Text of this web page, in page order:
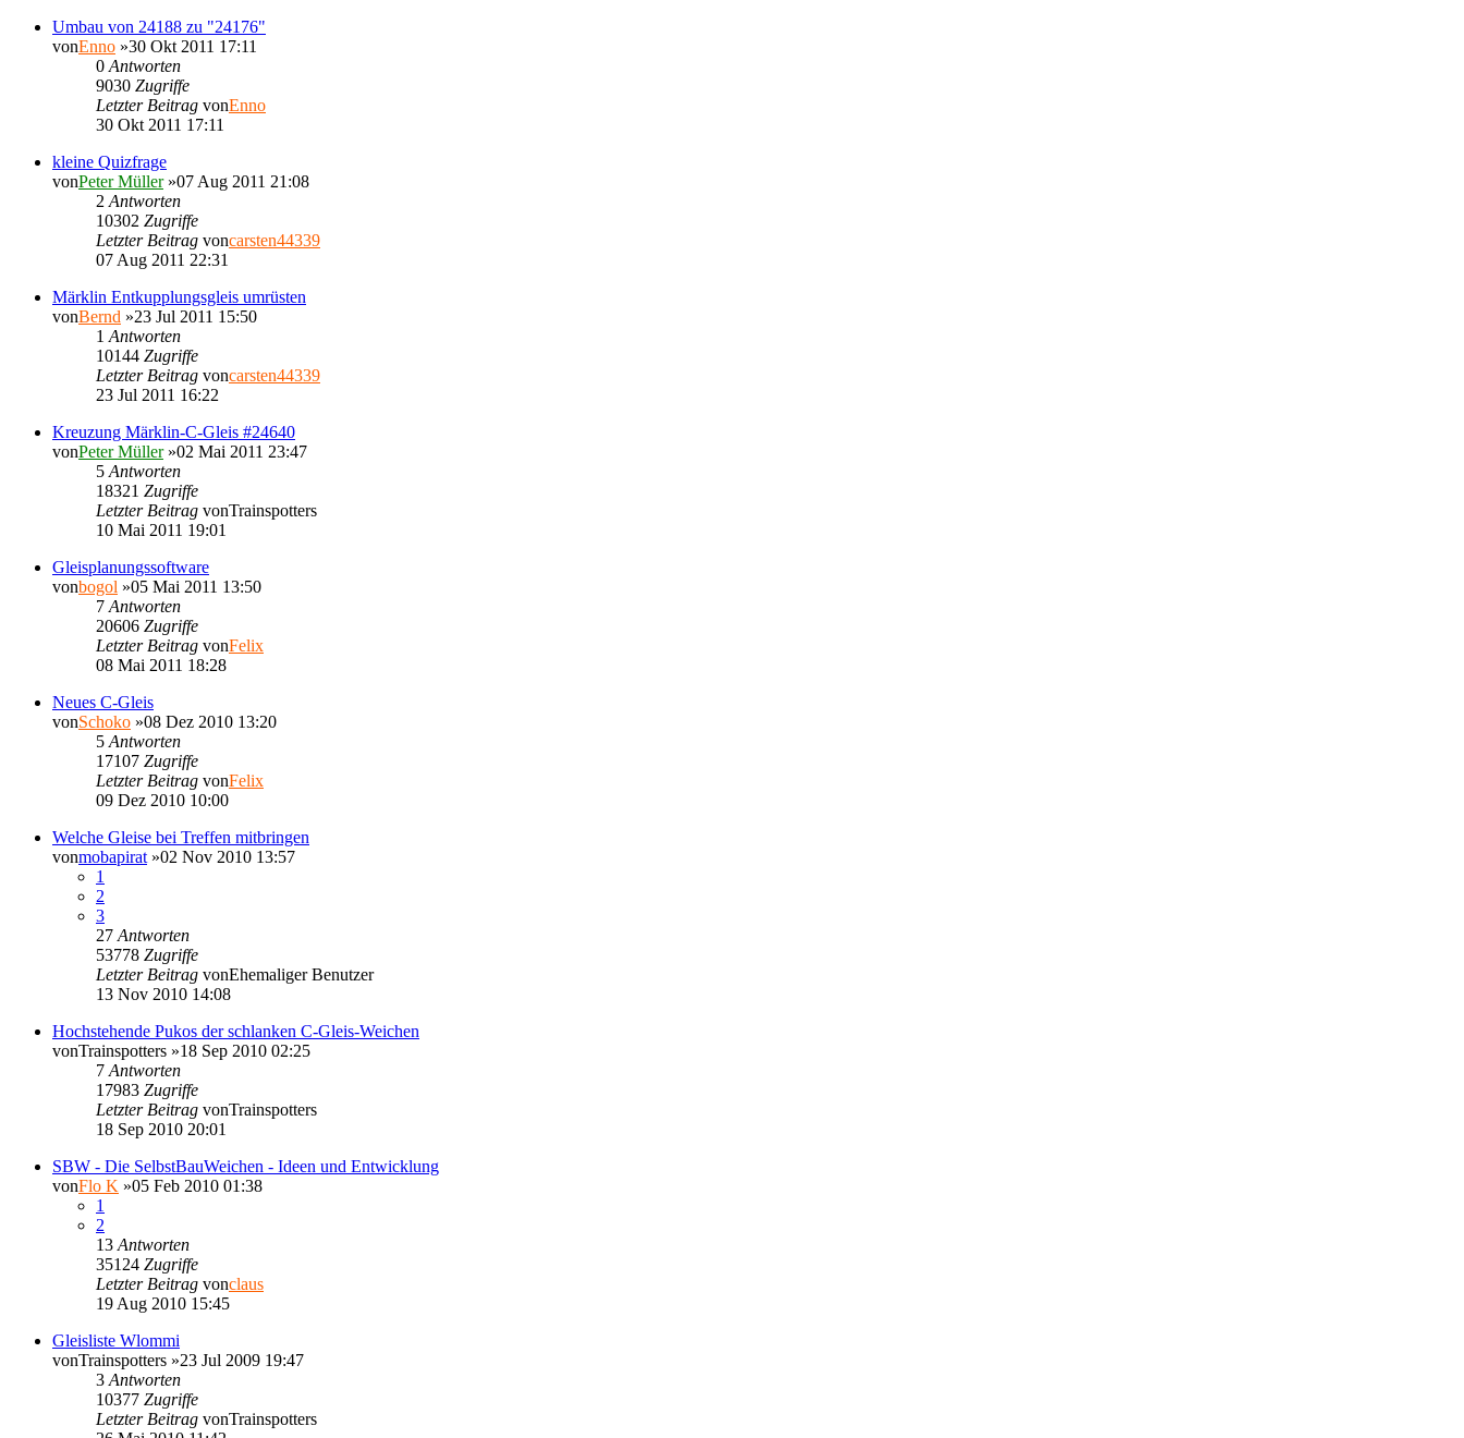
Umbau von 24188 zu "24176"
vonEnno »30 Okt 2011 17:11
0 Antworten
9030 Zugriffe
Letzter Beitrag vonEnno
30 Okt 2011 17:11
kleine Quizfrage
vonPeter Müller»07 Aug 2011 21:08
2 Antworten
10302 Zugriffe
Letzter Beitrag voncarsten44339
07 Aug 2011 22:31
Märklin Entkupplungsgleis umrüsten
vonBernd »23 Jul 2011 15:50
1 Antworten
10144 Zugriffe
Letzter Beitrag voncarsten44339
23 Jul 2011 16:22
Kreuzung Märklin-C-Gleis #24640
vonPeter Müller»02 Mai 2011 23:47
5 Antworten
18321 Zugriffe
Letzter Beitrag vonTrainspotters
10 Mai 2011 19:01
Gleisplanungssoftware
vonbogol »05 Mai 2011 13:50
7 Antworten
20606 Zugriffe
Letzter Beitrag vonFelix
08 Mai 2011 18:28
Neues C-Gleis
vonSchoko »08 Dez 2010 13:20
5 Antworten
17107 Zugriffe
Letzter Beitrag vonFelix
09 Dez 2010 10:00
Welche Gleise bei Treffen mitbringen
vonmobapirat »02 Nov 2010 13:57
1
2
3
27 Antworten
53778 Zugriffe
Letzter Beitrag vonEhemaliger Benutzer
13 Nov 2010 14:08
Hochstehende Pukos der schlanken C-Gleis-Weichen
vonTrainspotters »18 Sep 2010 02:25
7 Antworten
17983 Zugriffe
Letzter Beitrag vonTrainspotters
18 Sep 2010 20:01
SBW - Die SelbstBauWeichen - Ideen und Entwicklung
vonFlo K »05 Feb 2010 01:38
1
2
13 Antworten
35124 Zugriffe
Letzter Beitrag vonclaus
19 Aug 2010 15:45
Gleisliste Wlommi
vonTrainspotters »23 Jul 2009 19:47
3 Antworten
10377 Zugriffe
Letzter Beitrag vonTrainspotters